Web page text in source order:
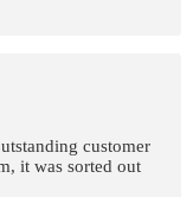
customer
it was sorted out